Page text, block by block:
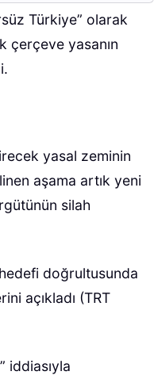
Türkiye” olarak
çerçeve yasanın
yasal zeminin
aşama artık yeni
silah
doğrultusunda
açıkladı (TRT
iddiasıyla